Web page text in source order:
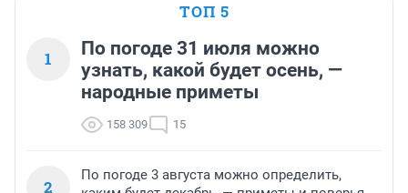
ТОП 5
1
По погоде 31 июля можно
узнать, какой будет осень, —
народные приметы
158 309 15
2
По погоде 3 августа можно определить,